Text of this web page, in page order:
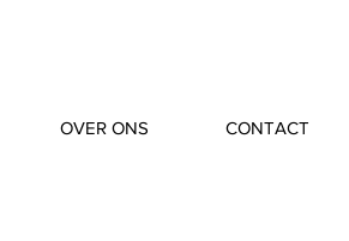
OVER ONS CONTACT